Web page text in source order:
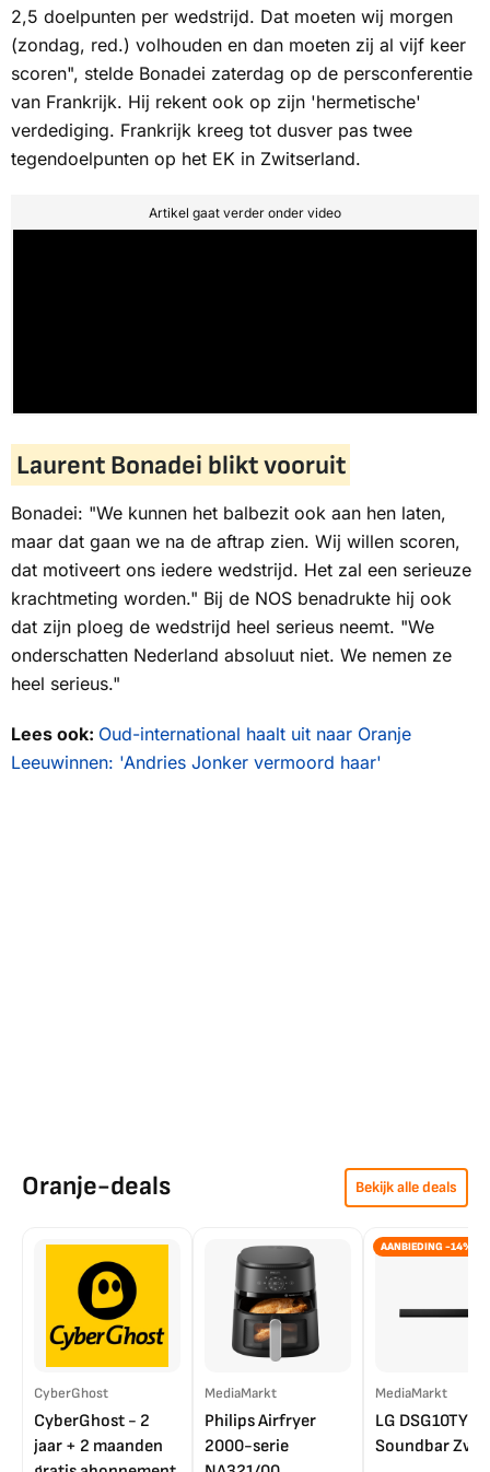
2,5 doelpunten per wedstrijd. Dat moeten wij morgen
(zondag, red.) volhouden en dan moeten zij al vijf keer
scoren", stelde Bonadei zaterdag op de persconferentie
van Frankrijk. Hij rekent ook op zijn 'hermetische'
verdediging. Frankrijk kreeg tot dusver pas twee
tegendoelpunten op het EK in Zwitserland.
Artikel gaat verder onder video
Laurent Bonadei blikt vooruit
Bonadei: "We kunnen het balbezit ook aan hen laten,
maar dat gaan we na de aftrap zien. Wij willen scoren,
dat motiveert ons iedere wedstrijd. Het zal een serieuze
krachtmeting worden." Bij de NOS benadrukte hij ook
dat zijn ploeg de wedstrijd heel serieus neemt. "We
onderschatten Nederland absoluut niet. We nemen ze
heel serieus."
Lees ook: Oud-international haalt uit naar Oranje
Leeuwinnen: 'Andries Jonker vermoord haar'
Oranje-deals Bekijk alle deals
CyberGhost
CyberGhost - 2
jaar + 2 maanden
MediaMarkt
Philips Airfryer
2000-serie
AANBIEDING -14%
MediaMarkt
LG DSG10TY
Soundbar